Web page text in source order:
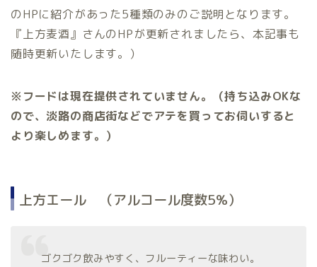
のHPに紹介があった5種類のみのご説明となります。
『上方麦酒』さんのHPが更新されましたら、本記事も
随時更新いたします。）
※フードは現在提供されていません。（持ち込みOKな
ので、淡路の商店街などでアテを買ってお伺いすると
より楽しめます。）
上方エール （アルコール度数5%）
ゴクゴク飲みやすく、フルーティーな味わい。